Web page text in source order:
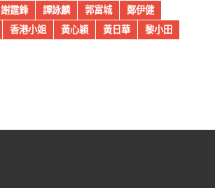
謝霆鋒 譚詠麟 郭富城
鄭伊健
香港小姐 黃心穎 黃日華
黎小田